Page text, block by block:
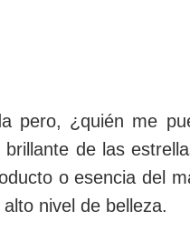
pero, ¿quién me
de las
o esencia del
nivel de belleza.